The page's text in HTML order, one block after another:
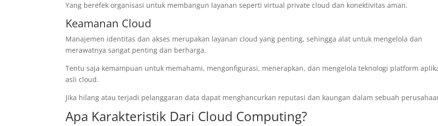
Yang berefek organisasi untuk membangun layanan seperti virtual private cloud dan konektivitas aman.
Keamanan Cloud
Manajemen identitas dan akses merupakan layanan cloud yang penting, sehingga alat untuk mengelola dan
merawatnya sangat penting dan berharga.
Tentu saja kemampuan untuk memahami, mengonfigurasi, menerapkan, dan mengelola teknologi platform
asli cloud.
Jika hilang atau terjadi pelanggaran data dapat menghancurkan reputasi dan kaungan dalam sebuah
Apa Karakteristik Dari Cloud Computing?